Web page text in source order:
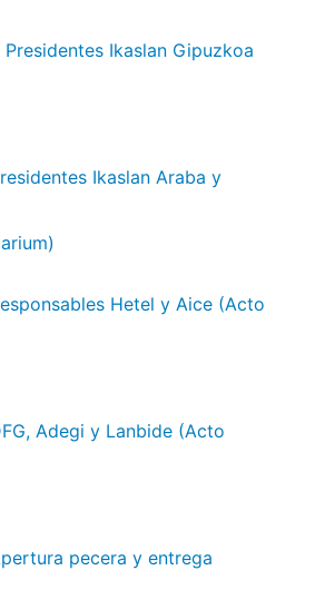
Presidentes Ikaslan Gipuzkoa
Ikaslan Araba y
Hetel y Aice (Acto
Adegi y Lanbide (Acto
pecera y entrega